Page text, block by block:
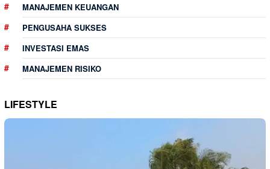
MANAJEMEN KEUANGAN
PENGUSAHA SUKSES
INVESTASI EMAS
MANAJEMEN RISIKO
LIFESTYLE